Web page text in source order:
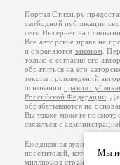
Мы
Портал Стихи.ру
свободной публикации
сети Интернет на
Все авторские права на
и охраняются законом.
только с согласия его
обратиться на его
тексты произведений
основанииправил
Российской Федерации.
обрабатываются на
Вы также можете
связаться с
Ежедневная аудитория
посетителей, которые в
миллионов страниц по